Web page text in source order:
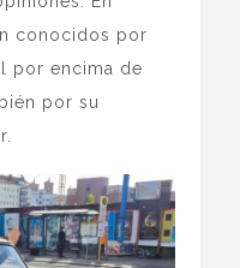
conocidos por
por encima de
por su